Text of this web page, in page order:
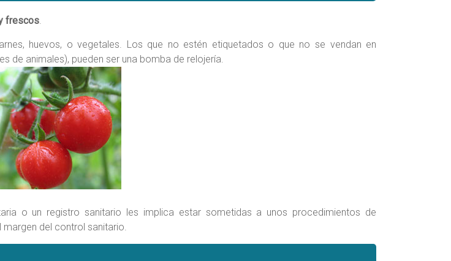
frescos.
huevos, o vegetales. Los que no estén etiquetados o que no se vendan en
de animales), pueden ser una bomba de relojería.
o un registro sanitario les implica estar sometidas a unos procedimientos de
del control sanitario.